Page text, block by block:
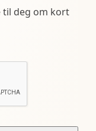
til deg om kort